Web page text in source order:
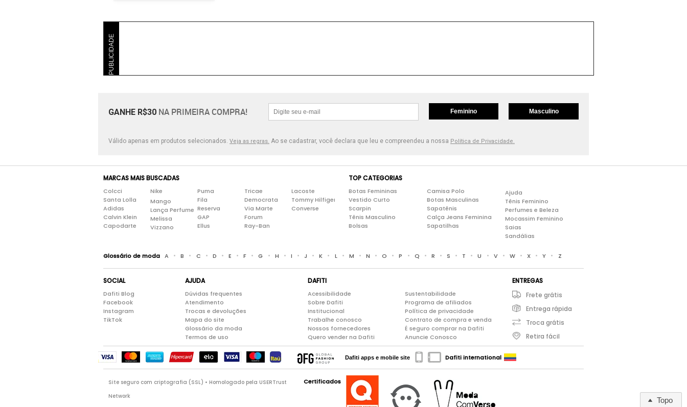
PUBLICIDADE
Topo
GANHE R$30 NA PRIMEIRA COMPRA! Feminino Masculino
Válido apenas em produtos selecionados. Veja as regras. Ao se cadastrar, você declara que leu e compreendeu a nossa Política de Privacidade.
MARCAS MAIS BUSCADAS
Colcci
Santa Lolla
Adidas
Calvin Klein
Capodarte
Nike
Mango
Lança Perfume
Melissa
Vizzano
Puma
Fila
Reserva
GAP
Ellus
Tricae
Democrata
Via Marte
Forum
Ray-Ban
Lacoste
Tommy Hilfiger
Converse
TOP CATEGORIAS
Botas Femininas
Vestido Curto
Scarpin
Tênis Masculino
Bolsas
Camisa Polo
Botas Masculinas
Sapatênis
Calça Jeans Feminina
Sapatilhas
Ajuda
Tênis Feminino
Perfumes e Beleza
Mocassim Feminino
Saias
Sandálias
Glossário de moda A • B • C • D • E • F • G • H • I • J • K • L • M • N • O • P • Q • R • S • T • U • V • W • X • Y • Z
SOCIAL
Dafiti Blog
Facebook
Instagram
TikTok
AJUDA
Dúvidas frequentes
Atendimento
Trocas e devoluções
Mapa do site
Glossário da moda
Termos de uso
DAFITI
Acessibilidade
Sobre Dafiti
Institucional
Trabalhe conosco
Nossos fornecedores
Quero vender na Dafiti
Sustentabilidade
Programa de afiliados
Política de privacidade
Contrato de compra e venda
É seguro comprar na Dafiti
Anuncie Conosco
ENTREGAS
Frete grátis
Entrega rápida
Troca grátis
Retira fácil
Dafiti apps e mobile site Dafiti international
Site seguro com criptografia (SSL) • Homologado pela USERTrust
Network
Certificados